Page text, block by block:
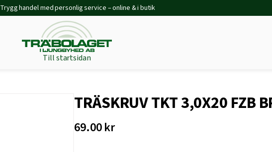
Trygg handel med personlig service – online & i butik
Till startsidan
TRÄSKRUV TKT 3,0X20 FZB
69.00kr